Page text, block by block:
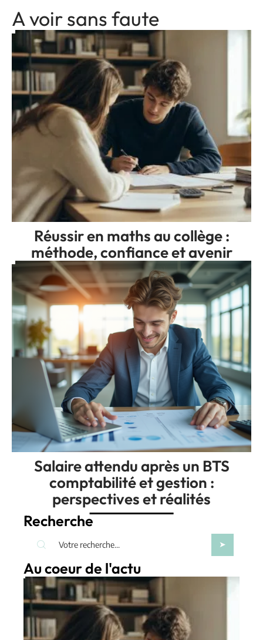
A voir sans faute
Réussir en maths au collège :
méthode, confiance et avenir
Salaire attendu après un BTS
comptabilité et gestion :
perspectives et réalités
Recherche
Au coeur de l'actu